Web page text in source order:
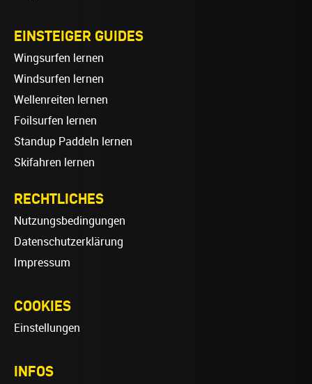
EINSTEIGER GUIDES
Wingsurfen lernen
Windsurfen lernen
Wellenreiten lernen
Foilsurfen lernen
Standup Paddeln lernen
Skifahren lernen
RECHTLICHES
Nutzungsbedingungen
Datenschutzerklärung
Impressum
COOKIES
Einstellungen
INFOS